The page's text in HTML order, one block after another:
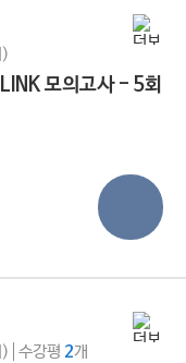
)
모의고사 - 5회
) 수강평 2개